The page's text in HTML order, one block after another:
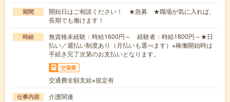
期間
開始日はご相談ください！ ★急募 ★職場が気に入れば、
長期でも働けます！
時給
無資格未経験：時給1600円～ 経験者：時給1800円～★日
払い／週払い制度あり（月払いも選べます）※稼働開始時は
手続き完了次第のお支払いとなります。
交通費
交通費全額支給※規定有
仕事内容
介護関連